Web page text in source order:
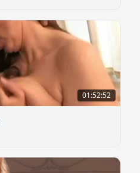
01:52:52